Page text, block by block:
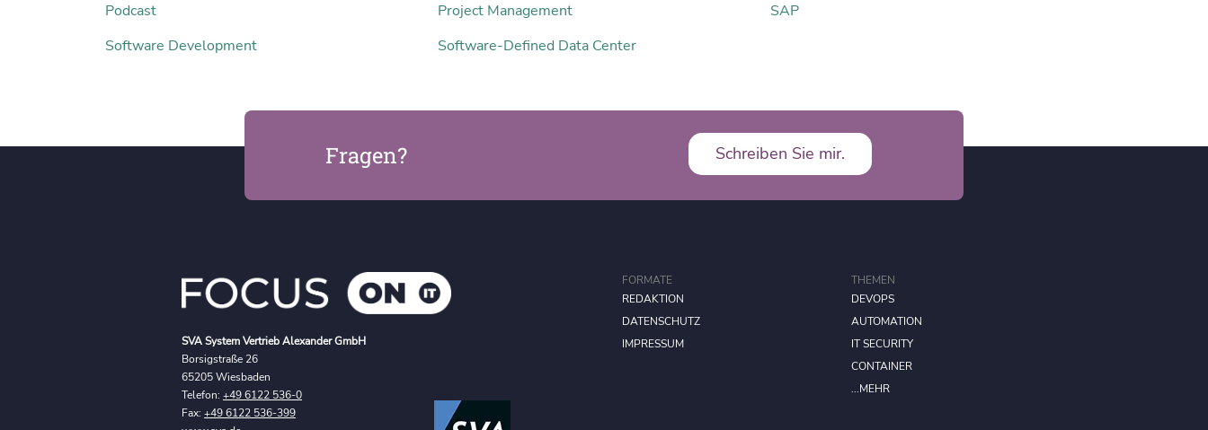
Podcast
Project Management
SAP
Software Development
Software-Defined Data Center
Fragen? Schreiben Sie mir.
SVA System Vertrieb Alexander GmbH
Borsigstraße 26
65205 Wiesbaden
Telefon: +49 6122 536-0
Fax: +49 6122 536-399
FORMATE
REDAKTION
DATENSCHUTZ
IMPRESSUM
THEMEN
DEVOPS
AUTOMATION
IT SECURITY
CONTAINER
...MEHR